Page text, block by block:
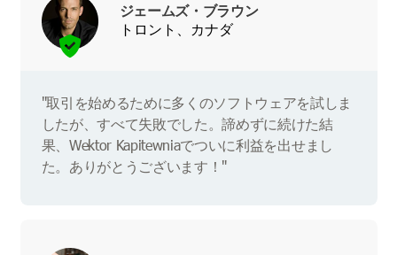
ジェームズ・ブラウン
トロント、カナダ
"取引を始めるために多くのソフトウェアを試しま
したが、すべて失敗でした。諦めずに続けた結
果、Wektor Kapitewniaでついに利益を出せまし
た。ありがとうございます！"